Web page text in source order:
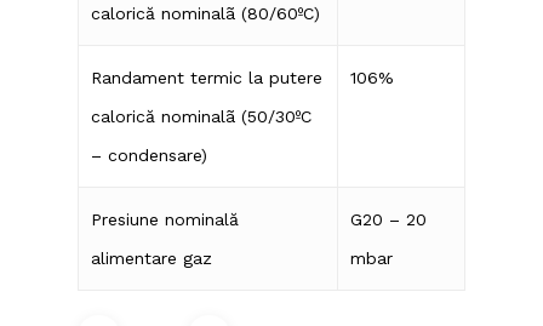
calorică nominalã (80/60ºC)
Randament termic la putere
calorică nominalã (50/30ºC
– condensare)
106%
Presiune nominală
alimentare gaz
G20 – 20
mbar